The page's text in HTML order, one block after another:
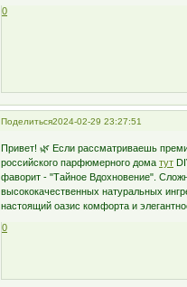
0
Поделиться2024-02-29 23:27:51
Привет! 🌿 Если рассматриваешь
российского парфюмерного доматут
фаворит - "Тайное Вдохновение".
высококачественных натуральных
настоящий оазис комфорта и
0